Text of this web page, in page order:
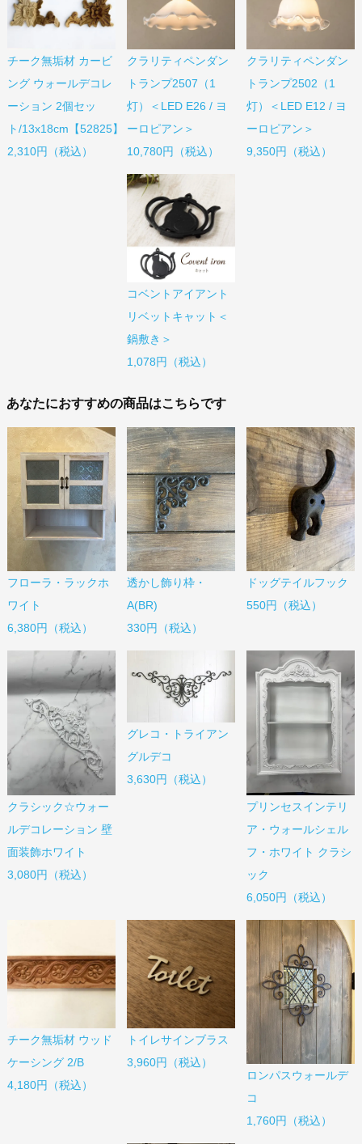
チーク無垢材 カービ
ング ウォールデコレ
ーション 2個セッ
ト/13x18cm【52825】
2,310円（税込）
クラリティペンダン
トランプ2507（1
灯）＜LED E26 / ヨ
ーロピアン＞
10,780円（税込）
クラリティペンダン
トランプ2502（1
灯）＜LED E12 / ヨ
ーロピアン＞
9,350円（税込）
コベントアイアント
リベットキャット＜
鍋敷き＞
1,078円（税込）
あなたにおすすめの商品はこちらです
フローラ・ラックホ
ワイト
6,380円（税込）
透かし飾り枠・
A(BR)
330円（税込）
ドッグテイルフック
550円（税込）
クラシック☆ウォー
ルデコレーション 壁
面装飾ホワイト
3,080円（税込）
グレコ・トライアン
グルデコ
3,630円（税込）
プリンセスインテリ
ア・ウォールシェル
フ・ホワイト クラシ
ック
6,050円（税込）
チーク無垢材 ウッド
ケーシング 2/B
4,180円（税込）
トイレサインブラス
3,960円（税込）
ロンパスウォールデ
コ
1,760円（税込）